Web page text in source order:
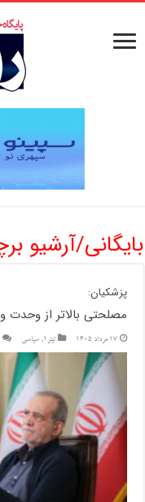
بایگانی/
پزشکیان:
مصلحتی بالاتر از
17 مرداد 1405 تیتر1 ,سیاسی